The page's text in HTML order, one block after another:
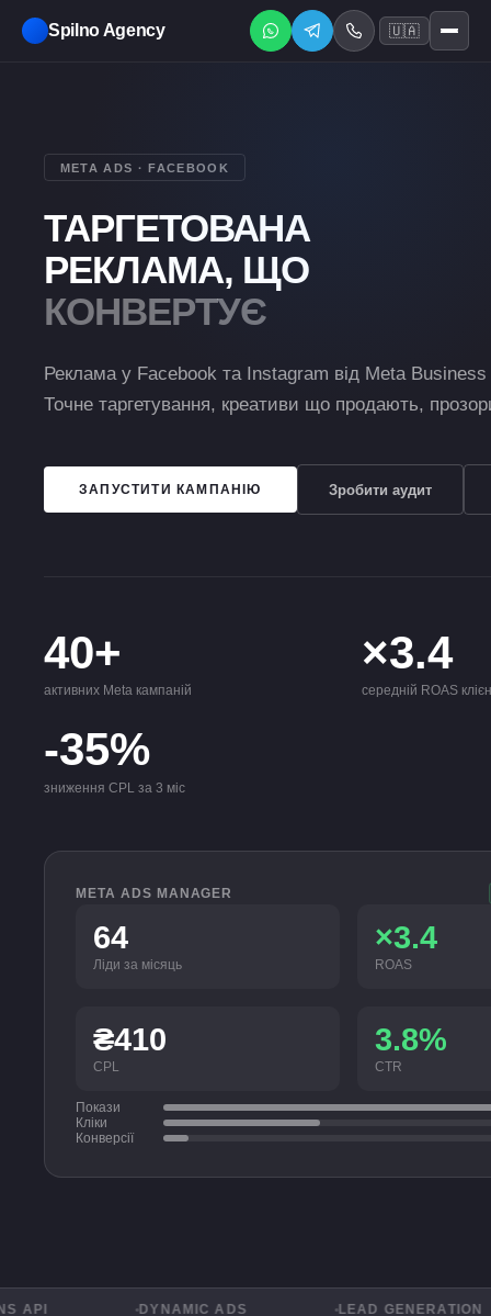
Spilno Agency 🇺🇦
META ADS · FACEBOOK
ТАРГЕТОВАНА
РЕКЛАМА, ЩО
КОНВЕРТУЄ
Реклама у Facebook та Instagram від Meta
Точне таргетування, креативи що продають,
ЗАПУСТИТИ КАМПАНІЮ Зробити аудит
40+
активних Meta кампаній
×3.4
середній ROAS
-35%
зниження CPL за 3 міс
META ADS MANAGER
64
Ліди за місяць
×3.4
ROAS
₴410
CPL
3.8%
CTR
Покази
Кліки
Конверсії
DYNAMIC ADS LEAD GENERATION